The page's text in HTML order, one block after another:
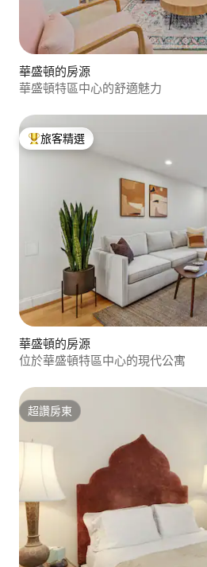
華盛頓的房源
華盛頓特區中心的舒適魅力
旅客精選榜首
旅客精選
華盛頓的房源
位於華盛頓特區中心的現代公寓
超讚房東
超讚房東